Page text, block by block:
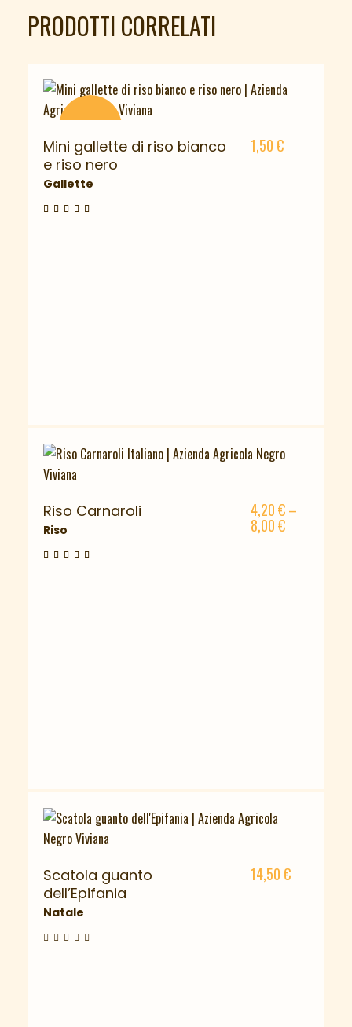
PRODOTTI CORRELATI
Mini gallette di riso bianco
e riso nero
Gallette
1,50€
Riso Carnaroli
Riso
4,20€–
8,00€
Scatola guanto
dell’Epifania
Natale
14,50€